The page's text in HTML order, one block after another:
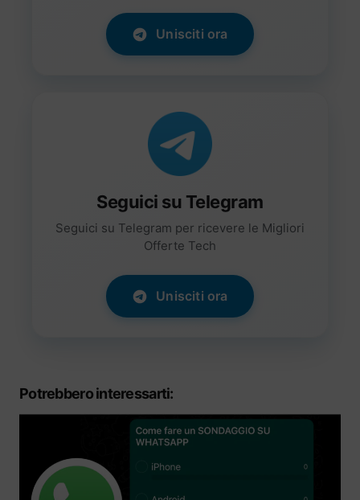
Unisciti ora
Seguici su Telegram
Seguici su Telegram per ricevere le Migliori
Offerte Tech
Unisciti ora
Potrebbero interessarti: